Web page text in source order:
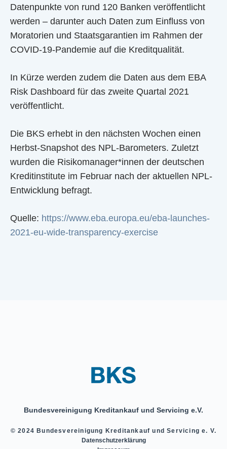
Datenpunkte von rund 120 Banken veröffentlicht
werden – darunter auch Daten zum Einfluss von
Moratorien und Staatsgarantien im Rahmen der
COVID-19-Pandemie auf die Kreditqualität.
In Kürze werden zudem die Daten aus dem EBA
Risk Dashboard für das zweite Quartal 2021
veröffentlicht.
Die BKS erhebt in den nächsten Wochen einen
Herbst-Snapshot des NPL-Barometers. Zuletzt
wurden die Risikomanager*innen der deutschen
Kreditinstitute im Februar nach der aktuellen NPL-
Entwicklung befragt.
Quelle: https://www.eba.europa.eu/eba-launches-
2021-eu-wide-transparency-exercise
Bundesvereinigung Kreditankauf und Servicing e.V.
© 2024 Bundesvereinigung Kreditankauf und Servicing e. V.
Datenschutzerklärung